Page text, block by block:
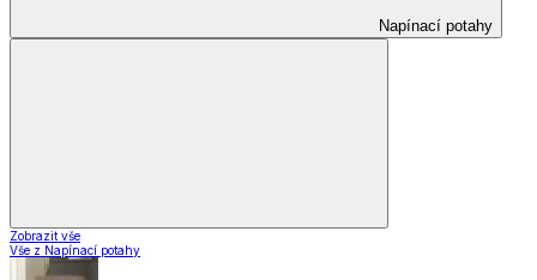
Napínací potahy
Zobrazit vše
Vše z Napínací potahy